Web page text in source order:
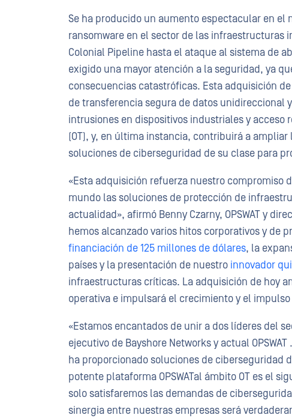
Se ha producido un aumento espectacular en el
ransomware en el sector de las infraestructuras
Colonial Pipeline hasta el ataque al sistema de
exigido una mayor atención a la seguridad, ya
consecuencias catastróficas. Esta adquisición
de transferencia segura de datos unidireccional
intrusiones en dispositivos industriales y acceso
(OT), y, en última instancia, contribuirá a ampliar
soluciones de ciberseguridad de su clase para
«Esta adquisición refuerza nuestro compromiso
mundo las soluciones de protección de
actualidad», afirmó Benny Czarny, OPSWAT y
hemos alcanzado varios hitos corporativos y de
financiación de 125 millones de dólares, la
países y la presentación de nuestro innovador
infraestructuras críticas. La adquisición de hoy
operativa e impulsará el crecimiento y el impulso
«Estamos encantados de unir a dos líderes del
ejecutivo de Bayshore Networks y actual
ha proporcionado soluciones de ciberseguridad
potente plataforma OPSWATal ámbito OT es el
solo satisfaremos las demandas de
sinergia entre nuestras empresas será